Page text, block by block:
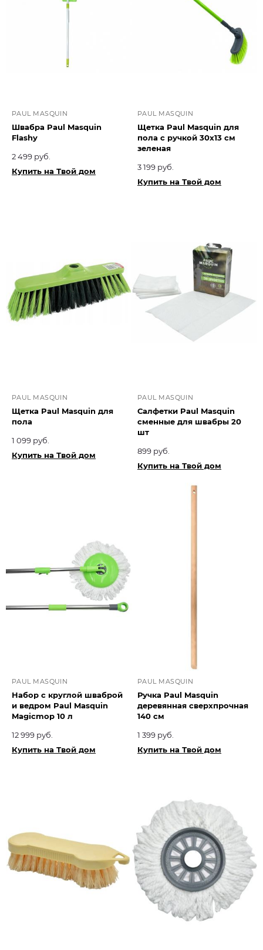
PAUL MASQUIN
Швабра Paul Masquin
Flashy
2 499 руб.
Купить на Твой дом
PAUL MASQUIN
Щетка Paul Masquin для
пола с ручкой 30х13 см
зеленая
3 199 руб.
Купить на Твой дом
PAUL MASQUIN
Щетка Paul Masquin для
пола
1 099 руб.
Купить на Твой дом
PAUL MASQUIN
Салфетки Paul Masquin
сменные для швабры 20
шт
899 руб.
Купить на Твой дом
PAUL MASQUIN
Набор с круглой шваброй
и ведром Paul Masquin
Magicmop 10 л
12 999 руб.
Купить на Твой дом
PAUL MASQUIN
Ручка Paul Masquin
деревянная сверхпрочная
140 см
1 399 руб.
Купить на Твой дом